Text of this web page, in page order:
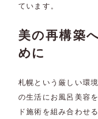
ています。
美の再構築
めに
札幌という厳しい環
の生活にお風呂美容
ド施術を組み合わせ